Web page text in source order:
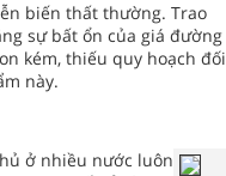
biến thất thường. Trao
sự bất ổn của giá đường
kém, thiếu quy hoạch đối
này.
ở nhiều nước luôn